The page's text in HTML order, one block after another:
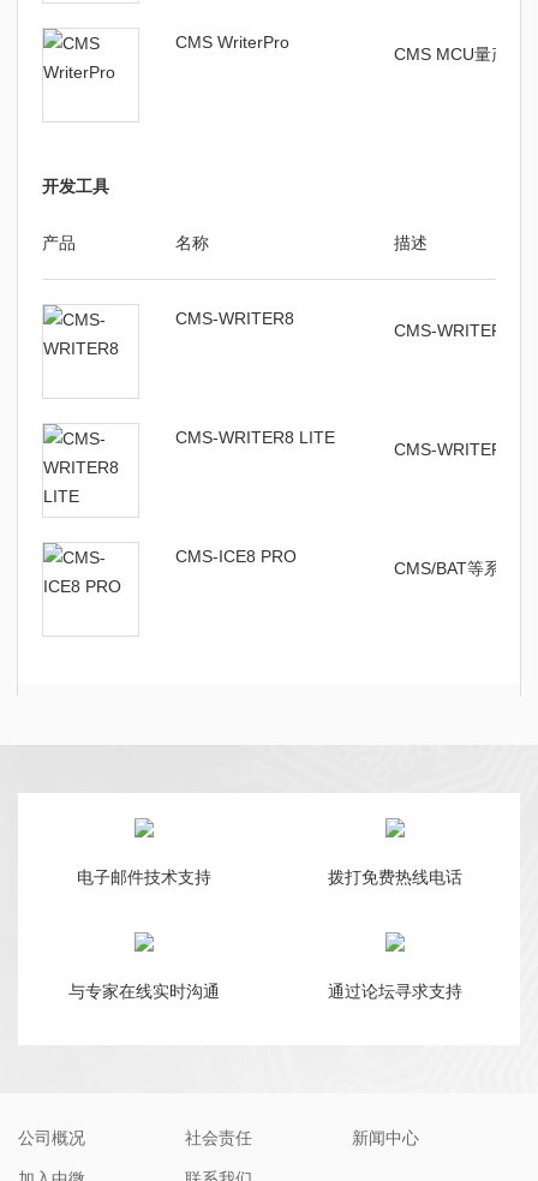
CMS WriterPro
CMS MCU量产烧
开发工具
产品 名称 描述
CMS-WRITER8
CMS-WRITER8
CMS-WRITER8 LITE
CMS-WRITER8
CMS-ICE8 PRO
CMS/BAT等系列
电子邮件技术支持 拨打免费热线电话
与专家在线实时沟通 通过论坛寻求支持
公司概况 社会责任 新闻中心